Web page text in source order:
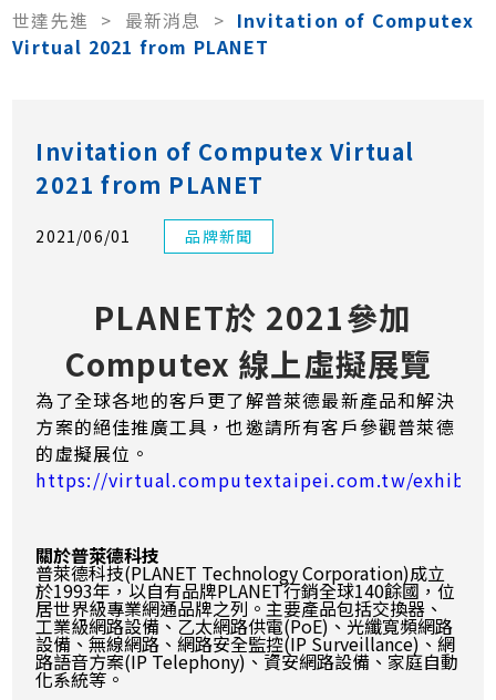
世達先進 > 最新消息 > Invitation of Computex
Virtual 2021 from PLANET
Invitation of Computex Virtual
2021 from PLANET
2021/06/01 品牌新聞
PLANET於 2021參加
Computex 線上虛擬展覽
為了全球各地的客戶更了解普萊德最新產品和解決
方案的絕佳推廣工具，也邀請所有客戶參觀普萊德
的虛擬展位。
https://virtual.computextaipei.com.tw/
關於普萊德科技
普萊德科技(PLANET Technology Corporation)成立
於1993年，以自有品牌PLANET行銷全球140餘國，位
居世界級專業網通品牌之列。主要產品包括交換器、
工業級網路設備、乙太網路供電(PoE)、光纖寬頻網路
設備、無線網路、網路安全監控(IP Surveillance)、網
路語音方案(IP Telephony)、資安網路設備、家庭自動
化系統等。